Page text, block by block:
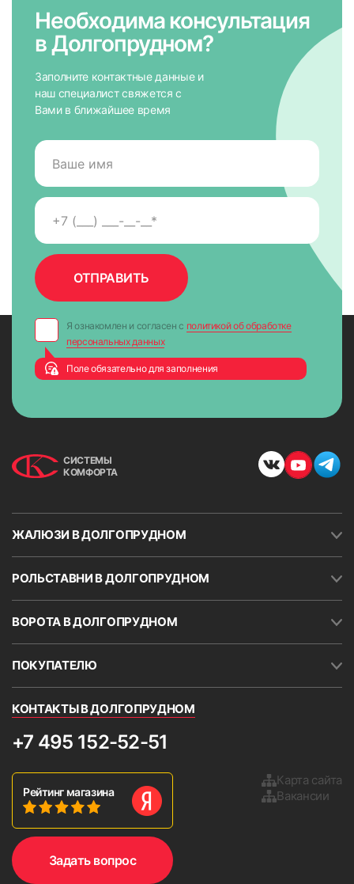
Необходима консультация
в Долгопрудном?
Заполните контактные данные и
наш специалист свяжется с
Вами в ближайшее время
Я ознакомлен и согласен с политикой об обработке
персональных данных
Поле обязательно для заполнения
СИСТЕМЫ
КОМФОРТА
ЖАЛЮЗИ В ДОЛГОПРУДНОМ
РОЛЬСТАВНИ В ДОЛГОПРУДНОМ
ВОРОТА В ДОЛГОПРУДНОМ
ПОКУПАТЕЛЮ
КОНТАКТЫ В ДОЛГОПРУДНОМ
+7 495 152-52-51
Рейтинг магазина
Карта сайта
Вакансии
Задать вопрос